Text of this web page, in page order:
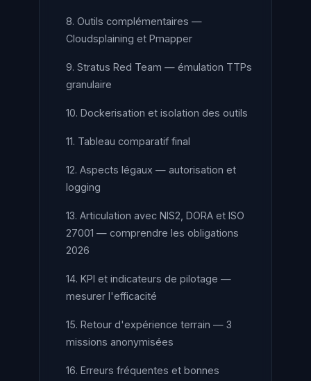
8. Outils complémentaires —
Cloudsplaining et Pmapper
9. Stratus Red Team — émulation TTPs
granulaire
10. Dockerisation et isolation des outils
11. Tableau comparatif final
12. Aspects légaux — autorisation et
logging
13. Articulation avec NIS2, DORA et ISO
27001 — comprendre les obligations
2026
14. KPI et indicateurs de pilotage —
mesurer l'efficacité
15. Retour d'expérience terrain — 3
missions anonymisées
16. Erreurs fréquentes et bonnes